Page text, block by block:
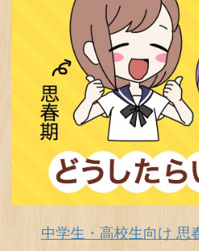
中学生・高校生向け 思